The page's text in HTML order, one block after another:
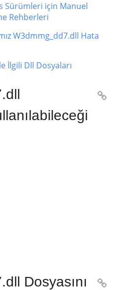
Sürümleri için Manuel
Rehberleri
W3dmmg_dd7.dll Hata
İlgili Dll Dosyaları

Dosyasını
